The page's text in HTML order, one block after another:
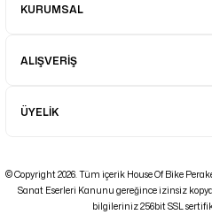
KURUMSAL
ALIŞVERİŞ
ÜYELİK
© Copyright 2026. Tüm içerik House Of Bike
Sanat Eserleri Kanunu gereğince izinsiz
bilgileriniz 256bit SSL